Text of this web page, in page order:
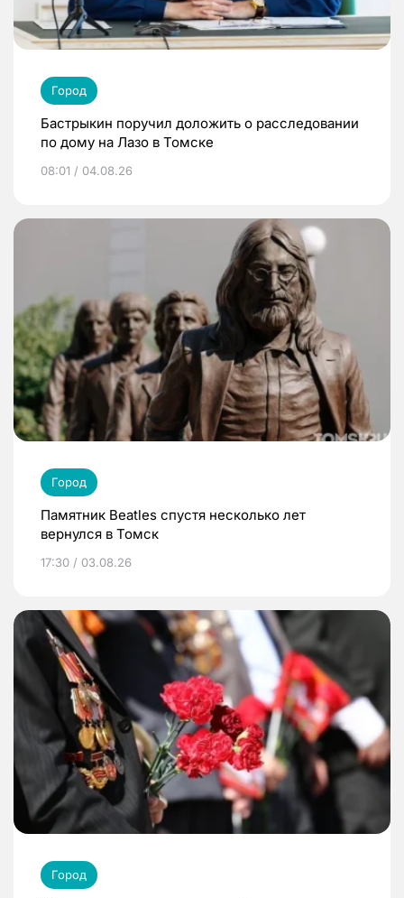
Город
Бастрыкин поручил доложить о расследовании
по дому на Лазо в Томске
08:01 / 04.08.26
Город
Памятник Beatles спустя несколько лет
вернулся в Томск
17:30 / 03.08.26
Город